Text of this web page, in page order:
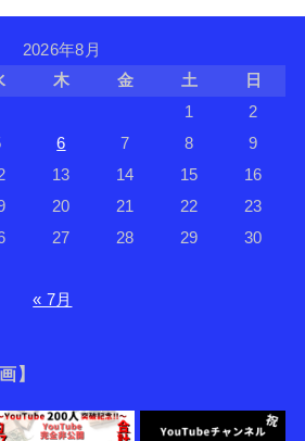
2026年8月
木 金 土
日
1
2
6 7 8
9
13 14 15
16
20 21 22
23
27 28 29
30
« 7月
】